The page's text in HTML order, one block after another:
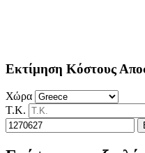
Εκτίμηση Κόστους
Χώρα
Τ.Κ.